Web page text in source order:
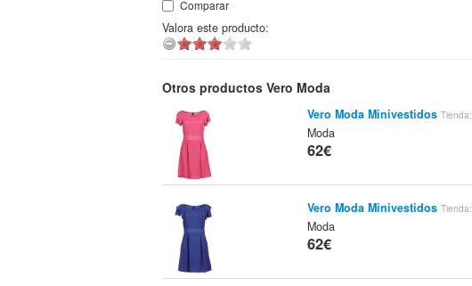
Comparar
Valora este producto:
Otros productos Vero Moda
Vero Moda MinivestidosTienda:
Moda
62€
Vero Moda MinivestidosTienda:
Moda
62€